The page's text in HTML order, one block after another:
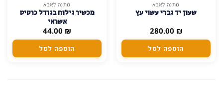
מתנה לאבא
שעון יד גברי עשוי עץ
280.00 ₪
הוספה לסל
מתנה לאבא
מכשיר גילוח בגודל כרטיס
אשראי
44.00 ₪
הוספה לסל